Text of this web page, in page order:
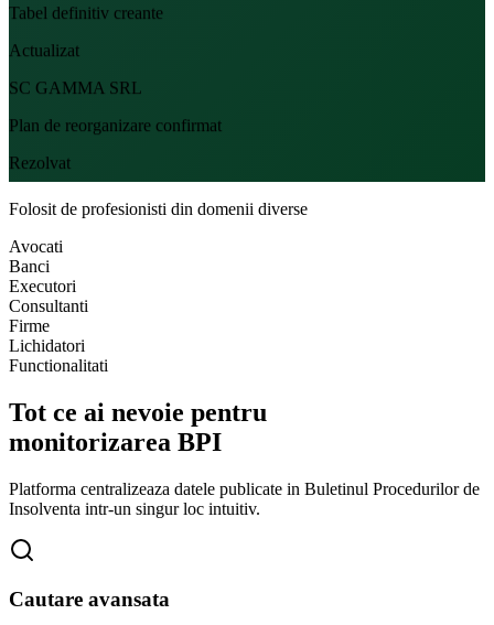
Tabel definitiv creante
Actualizat
SC GAMMA SRL
Plan de reorganizare confirmat
Rezolvat
Folosit de profesionisti din domenii diverse
Avocati
Banci
Executori
Consultanti
Firme
Lichidatori
Functionalitati
Tot ce ai nevoie pentru
monitorizarea BPI
Platforma centralizeaza datele publicate in Buletinul Procedurilor de
Insolventa intr-un singur loc intuitiv.
Cautare avansata